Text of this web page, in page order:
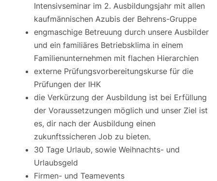
Intensivseminar im 2. Ausbildungsjahr mit allen
kaufmännischen Azubis der Behrens-Gruppe
engmaschige Betreuung durch unsere Ausbilder
und ein familiäres Betriebsklima in einem
Familienunternehmen mit flachen Hierarchien
externe Prüfungsvorbereitungskurse für die
Prüfungen der IHK
die Verkürzung der Ausbildung ist bei Erfüllung
der Voraussetzungen möglich und unser Ziel ist
es, dir nach der Ausbildung einen
zukunftssicheren Job zu bieten.
30 Tage Urlaub, sowie Weihnachts- und
Urlaubsgeld
Firmen- und Teamevents